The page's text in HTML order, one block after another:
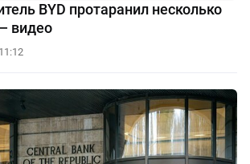
BYD протаранил несколько
видео